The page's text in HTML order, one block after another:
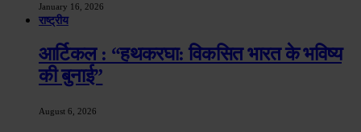
January 16, 2026
राष्ट्रीय
आर्टिकल : “हथकरघा: विकसित भारत के भविष्य
की बुनाई”
August 6, 2026